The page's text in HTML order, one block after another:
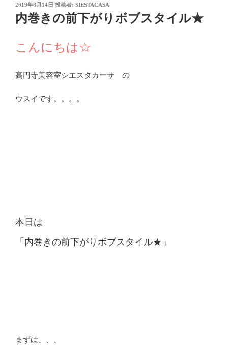
投
稿
日:
2019年8月14日 投稿者: SIESTACASA
内巻きの前下がりボブスタイル★
こんにちは☆
高円寺美容室シエスタカーサ の
ウスイです。。。。
本日は
「内巻きの前下がりボブスタイル★」
まずは、、、